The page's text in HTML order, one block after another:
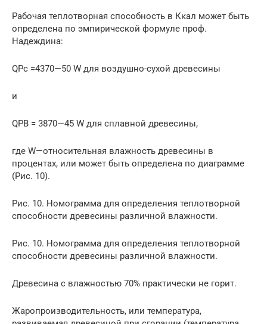
Рабочая теплотворная способность в Ккал может быть
определена по эмпирической формуле проф.
Надеждина:
QPc =4370—50 W для воздушно-сухой древесины
и
QPB = 3870—45 W для сплавной древесины,
где W—относительная влажность древесины в
процентах, или может быть определена по диаграмме
(Рис. 10).
Рис. 10. Номограмма для определения теплотворной
способности древесины различной влажности.
Рис. 10. Номограмма для определения теплотворной
способности древесины различной влажности.
Древесина с влажностью 70% практически не горит.
Жаропроизводительность, или температура,